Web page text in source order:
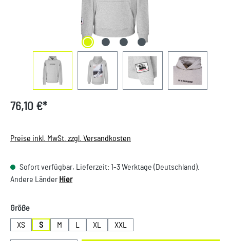
76,10 €*
Preise inkl. MwSt. zzgl. Versandkosten
Sofort verfügbar, Lieferzeit: 1-3 Werktage (Deutschland).
Andere Länder Hier
Größeauswählen
XS S M XL XXL